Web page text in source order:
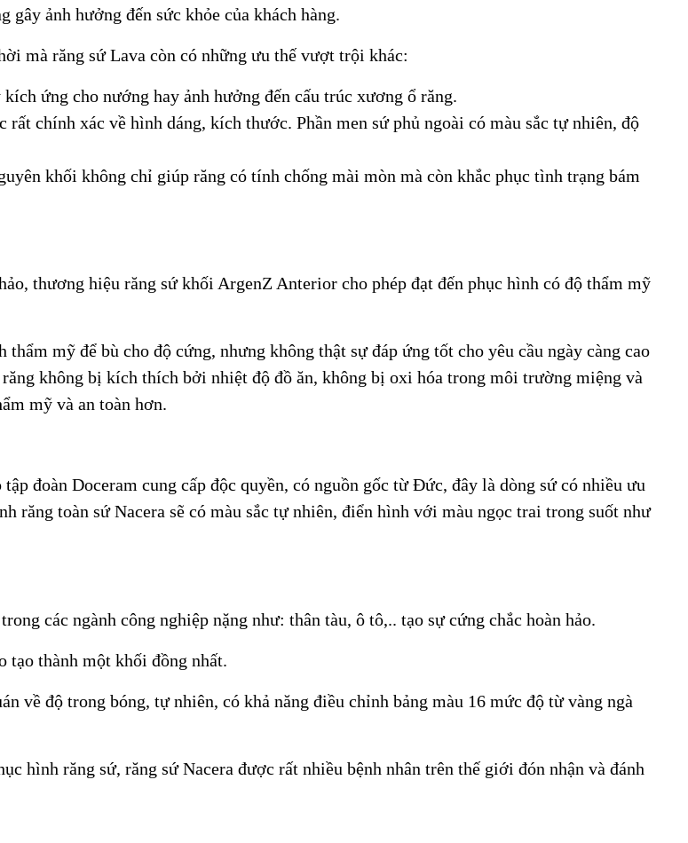
ảnh hưởng đến sức khỏe của khách hàng.
mà răng sứ Lava còn có những ưu thế vượt trội khác:
ứng cho nướng hay ảnh hưởng đến cấu trúc xương ổ răng.
chính xác về hình dáng, kích thước. Phần men sứ phủ ngoài có màu sắc tự nhiên, độ
khối không chỉ giúp răng có tính chống mài mòn mà còn khắc phục tình trạng bám
thương hiệu răng sứ khối ArgenZ Anterior cho phép đạt đến phục hình có độ thẩm mỹ
mỹ để bù cho độ cứng, nhưng không thật sự đáp ứng tốt cho yêu cầu ngày càng cao
không bị kích thích bởi nhiệt độ đồ ăn, không bị oxi hóa trong môi trường miệng và
mỹ và an toàn hơn.
đoàn Doceram cung cấp độc quyền, có nguồn gốc từ Đức, đây là dòng sứ có nhiều ưu
toàn sứ Nacera sẽ có màu sắc tự nhiên, điển hình với màu ngọc trai trong suốt như
các ngành công nghiệp nặng như: thân tàu, ô tô,.. tạo sự cứng chắc hoàn hảo.
tạo thành một khối đồng nhất.
về độ trong bóng, tự nhiên, có khả năng điều chỉnh bảng màu 16 mức độ từ vàng ngà
hình răng sứ, răng sứ Nacera được rất nhiều bệnh nhân trên thế giới đón nhận và đánh